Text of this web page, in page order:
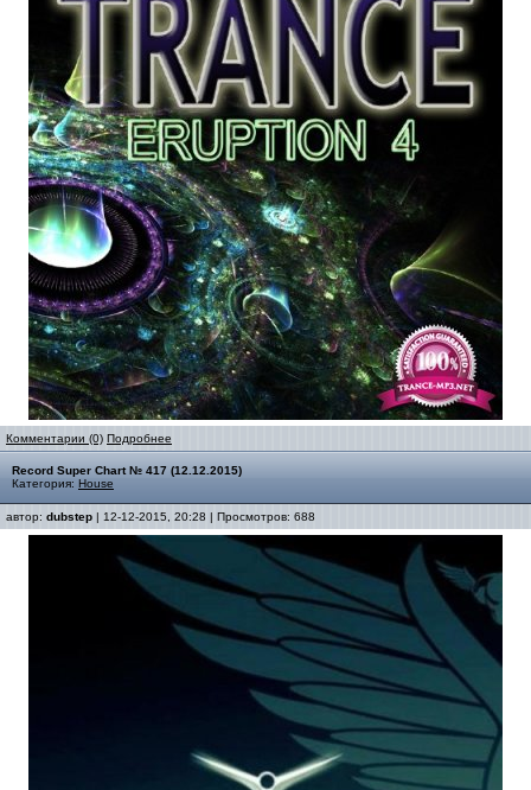
Комментарии (0) Подробнее
Record Super Chart № 417 (12.12.2015)
Категория: House
автор: dubstep | 12-12-2015, 20:28 | Просмотров: 688